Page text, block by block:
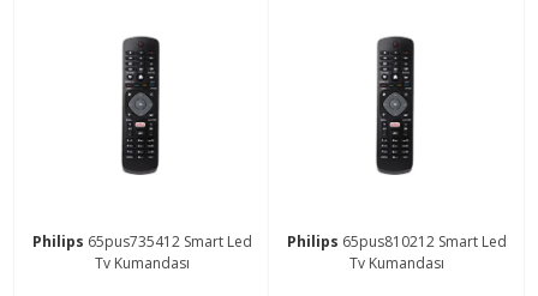
Philips 65pus735412 Smart Led
Tv Kumandası
Philips 65pus810212 Smart Led
Tv Kumandası